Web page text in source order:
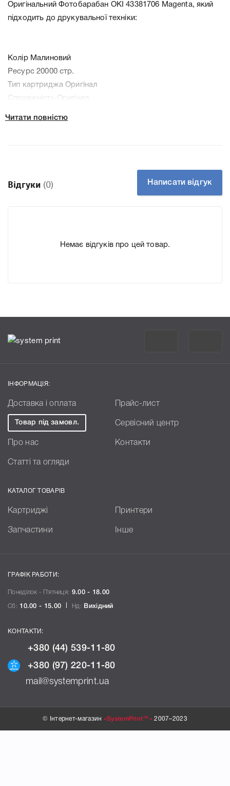
Оригінальний Фотобарабан OKI 43381706 Magenta, який
підходить до друкувальної техніки:
Колір Малиновий
Ресурс 20000 стр.
Тип картриджа Оригінал
Справжність Оригінал
докладні характеристики, список друкувальної техніки,
до якого підходить Фотобарабан OKI 43381706 Magenta,
що дозволить Вам легко підтвердити правильність
Читати повністю
Відгуки (0) Написати відгук
Немає відгуків про цей товар.
ІНФОРМАЦІЯ:
Доставка і оплата Прайс-лист
Товар під замовл. Сервісний центр
Про нас Контакти
Статті та огляди
КАТАЛОГ ТОВАРІВ
Картриджі Принтери
Запчастини Інше
ГРАФІК РАБОТИ:
Понеділок - П`ятниця: 9.00 - 18.00
Сб: 10.00 - 15.00 Нд: Вихідний
КОНТАКТИ:
+380 (44) 539-11-80
+380 (97) 220-11-80
mail@systemprint.ua
© Інтернет-магазин «SystemPrint™» 2007–2023